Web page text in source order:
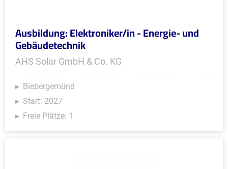
Ausbildung: Elektroniker/in - Energie- und
Gebäudetechnik
AHS Solar GmbH & Co. KG
Biebergemünd
Start: 2027
Freie Plätze: 1